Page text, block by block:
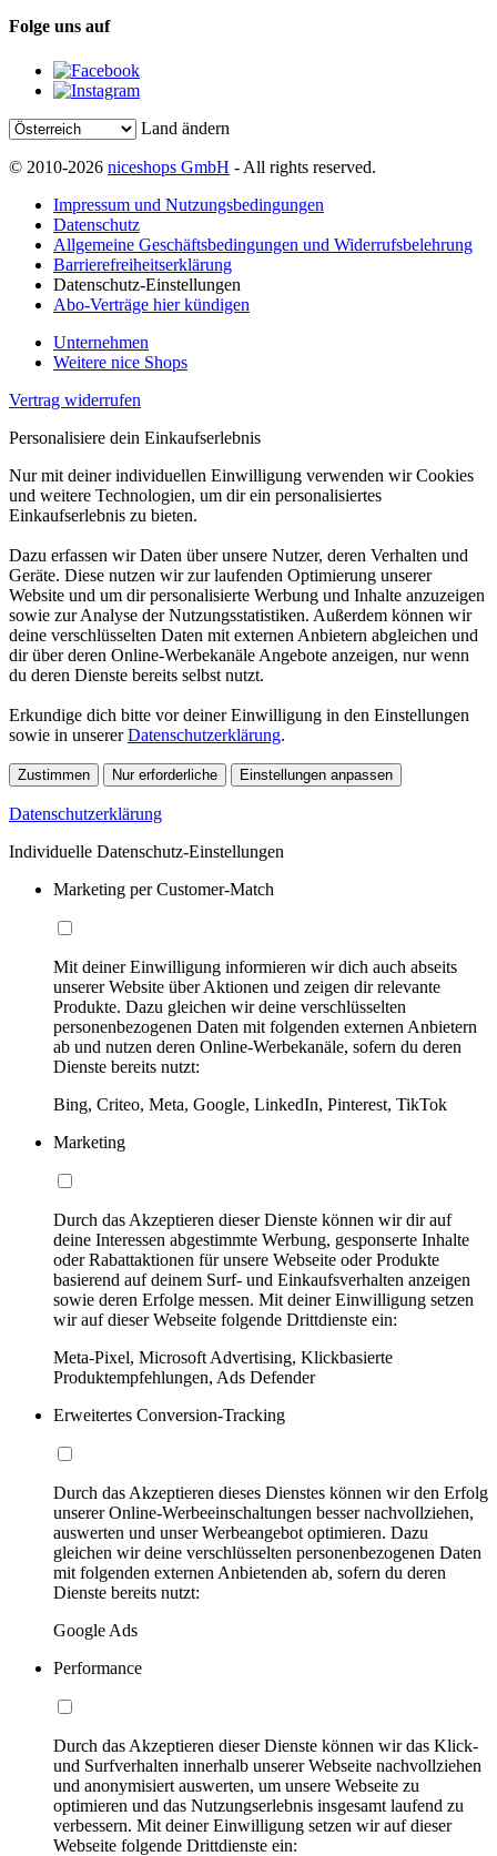
Folge uns auf
Land ändern
© 2010-2026 niceshops GmbH - All rights reserved.
Impressum und Nutzungsbedingungen
Datenschutz
Allgemeine Geschäftsbedingungen und Widerrufsbelehrung
Barrierefreiheitserklärung
Datenschutz-Einstellungen
Abo-Verträge hier kündigen
Unternehmen
Weitere nice Shops
Vertrag widerrufen
Personalisiere dein Einkaufserlebnis
Nur mit deiner individuellen Einwilligung verwenden wir Cookies
und weitere Technologien, um dir ein personalisiertes
Einkaufserlebnis zu bieten.
Dazu erfassen wir Daten über unsere Nutzer, deren Verhalten und
Geräte. Diese nutzen wir zur laufenden Optimierung unserer
Website und um dir personalisierte Werbung und Inhalte anzuzeigen
sowie zur Analyse der Nutzungsstatistiken. Außerdem können wir
deine verschlüsselten Daten mit externen Anbietern abgleichen und
dir über deren Online-Werbekanäle Angebote anzeigen, nur wenn
du deren Dienste bereits selbst nutzt.
Erkundige dich bitte vor deiner Einwilligung in den Einstellungen
sowie in unsererDatenschutzerklärung.
Zustimmen Nur erforderliche Einstellungen anpassen
Datenschutzerklärung
Individuelle Datenschutz-Einstellungen
Marketing per Customer-Match
Mit deiner Einwilligung informieren wir dich auch abseits
unserer Website über Aktionen und zeigen dir relevante
Produkte. Dazu gleichen wir deine verschlüsselten
personenbezogenen Daten mit folgenden externen Anbietern
ab und nutzen deren Online-Werbekanäle, sofern du deren
Dienste bereits nutzt:
Bing, Criteo, Meta, Google, LinkedIn, Pinterest, TikTok
Marketing
Durch das Akzeptieren dieser Dienste können wir dir auf
deine Interessen abgestimmte Werbung, gesponserte Inhalte
oder Rabattaktionen für unsere Webseite oder Produkte
basierend auf deinem Surf- und Einkaufsverhalten anzeigen
sowie deren Erfolge messen. Mit deiner Einwilligung setzen
wir auf dieser Webseite folgende Drittdienste ein:
Meta-Pixel, Microsoft Advertising, Klickbasierte
Produktempfehlungen, Ads Defender
Erweitertes Conversion-Tracking
Durch das Akzeptieren dieses Dienstes können wir den Erfolg
unserer Online-Werbeeinschaltungen besser nachvollziehen,
auswerten und unser Werbeangebot optimieren. Dazu
gleichen wir deine verschlüsselten personenbezogenen Daten
mit folgenden externen Anbietenden ab, sofern du deren
Dienste bereits nutzt:
Google Ads
Performance
Durch das Akzeptieren dieser Dienste können wir das Klick-
und Surfverhalten innerhalb unserer Webseite nachvollziehen
und anonymisiert auswerten, um unsere Webseite zu
optimieren und das Nutzungserlebnis insgesamt laufend zu
verbessern. Mit deiner Einwilligung setzen wir auf dieser
Webseite folgende Drittdienste ein: